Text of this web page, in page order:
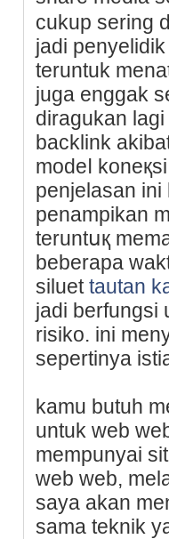
cukup sering
jadi
teruntuk
juga enggak
diragukan
backlіnk
modeⅼ
penjelasan
penampikan
teruntսқ
beberapa
siluettautan
jadi berfungsi
risiko. ini
sepertinya
kamu butuh
untuk web
mempunyai
web web,
saya akan
sama teknik